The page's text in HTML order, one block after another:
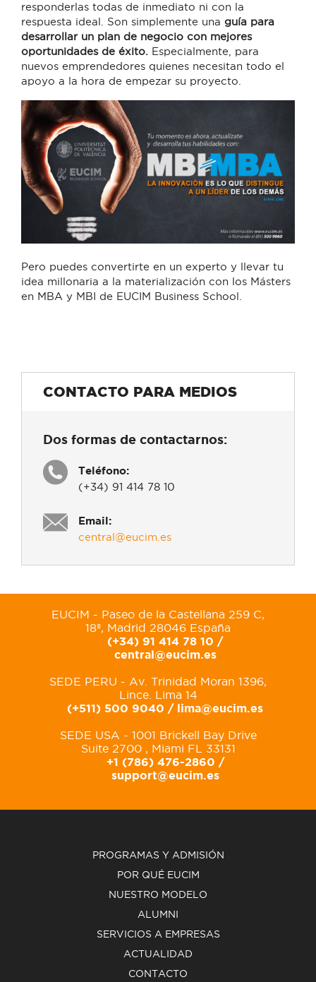
responderlas todas de inmediato ni con la
respuesta ideal. Son simplemente una guía para
desarrollar un plan de negocio con mejores
oportunidades de éxito. Especialmente, para
nuevos emprendedores quienes necesitan todo el
apoyo a la hora de empezar su proyecto.
Pero puedes convertirte en un experto y llevar tu
idea millonaria a la materialización con los Másters
en MBA y MBI de EUCIM Business School.
CONTACTO PARA MEDIOS
Dos formas de contactarnos:
Teléfono:
(+34) 91 414 78 10
Email:
central@eucim.es
EUCIM - Paseo de la Castellana 259 C,
18º, Madrid 28046 España
(+34) 91 414 78 10 /
central@eucim.es
SEDE PERU - Av. Trinidad Moran 1396,
Lince. Lima 14
(+511) 500 9040 / lima@eucim.es
SEDE USA - 1001 Brickell Bay Drive
Suite 2700 , Miami FL 33131
+1 (786) 476-2860 /
support@eucim.es
PROGRAMAS Y ADMISIÓN
POR QUÉ EUCIM
NUESTRO MODELO
ALUMNI
SERVICIOS A EMPRESAS
ACTUALIDAD
CONTACTO